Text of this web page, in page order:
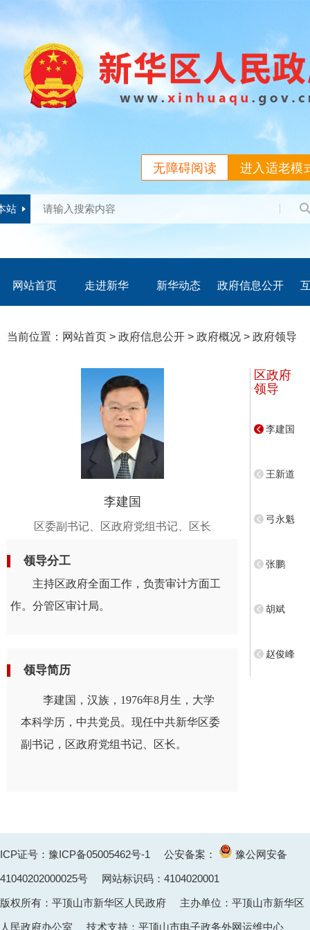
进入适老模
无障碍阅读
站
网站首页 走进新华 新华动态 政府信息公开
当前位置： 网站首页 > 政府信息公开 > 政府概况 > 政府领导
李建国
区委副书记、区政府党组书记、区长
领导分工
主持区政府全面工作，负责审计方面工
作。分管区审计局。
领导简历
李建国，汉族，1976年8月生，大学
本科学历，中共党员。现任中共新华区委
副书记，区政府党组书记、区长。
区政府
领导
李建国
王新道
弓永魁
张鹏
胡斌
赵俊峰
ICP证号：豫ICP备05005462号-1 公安备案： 豫公网安备
41040202000025号 网站标识码：4104020001
版权所有：平顶山市新华区人民政府 主办单位：平顶山市新华区
人民政府办公室 技术支持：平顶山市电子政务外网运维中心